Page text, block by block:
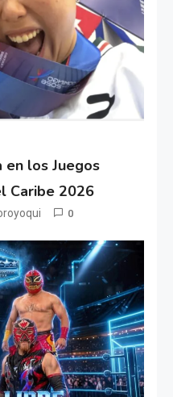
en los Juegos
Caribe 2026
0